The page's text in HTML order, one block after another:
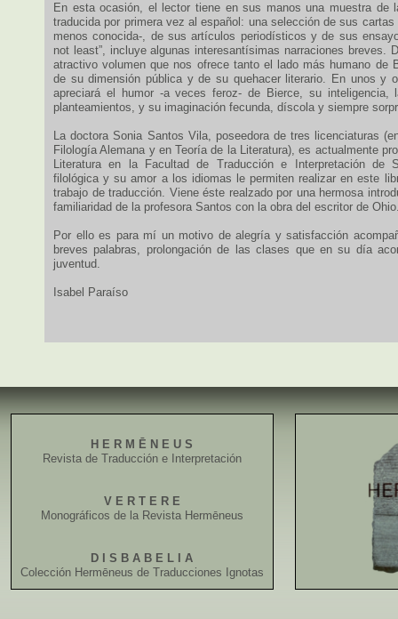
En esta ocasión, el lector tiene en sus manos una muestra de
traducida por primera vez al español: una selección de sus
menos conocida-, de sus artículos periodísticos y de sus
not least”, incluye algunas interesantísimas narraciones breves.
atractivo volumen que nos ofrece tanto el lado más humano de
de su dimensión pública y de su quehacer literario. En unos y
apreciará el humor -a veces feroz- de Bierce, su inteligencia,
planteamientos, y su imaginación fecunda, díscola y siempre
La doctora Sonia Santos Vila, poseedora de tres licenciaturas
Filología Alemana y en Teoría de la Literatura), es actualmente
Literatura en la Facultad de Traducción e Interpretación de
filológica y su amor a los idiomas le permiten realizar en este
trabajo de traducción. Viene éste realzado por una hermosa
familiaridad de la profesora Santos con la obra del escritor de
Por ello es para mí un motivo de alegría y satisfacción
breves palabras, prolongación de las clases que en su día
juventud.
Isabel Paraíso
H E R M Ē N E U S
Revista de Traducción e Interpretación
V E R T E R E
Monográficos de la Revista Hermēneus
D I S B A B E L I A
Colección Hermēneus de Traducciones Ignotas